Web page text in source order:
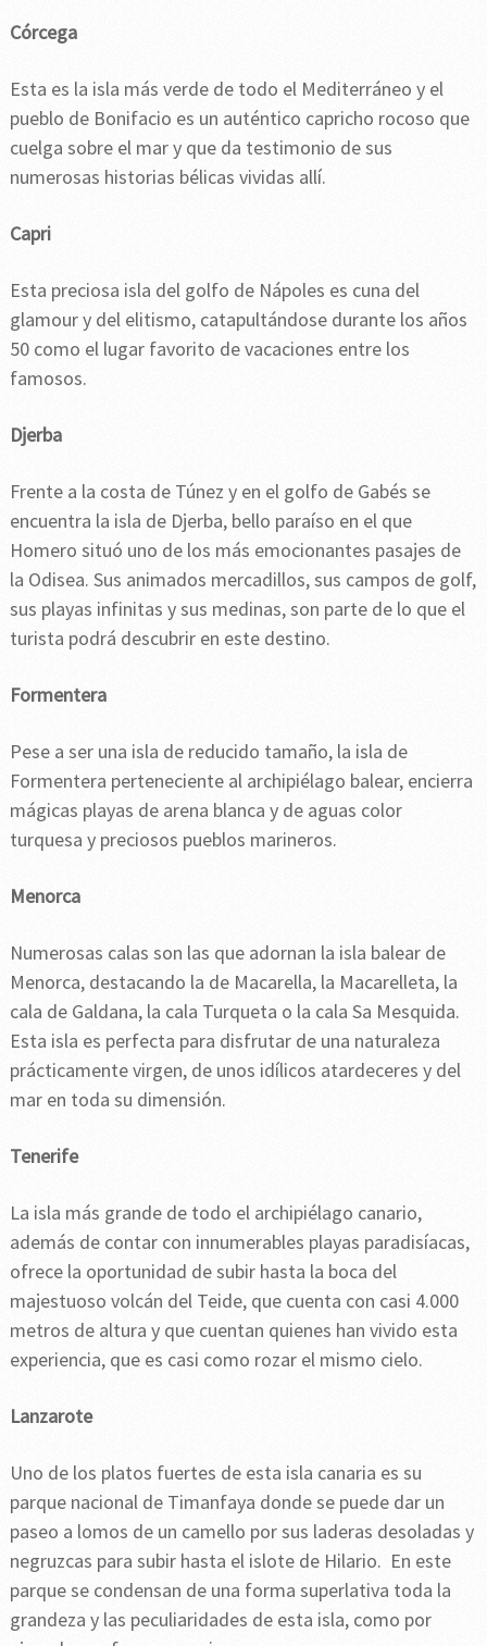
Córcega
Esta es la isla más verde de todo el Mediterráneo y el
pueblo de Bonifacio es un auténtico capricho rocoso que
cuelga sobre el mar y que da testimonio de sus
numerosas historias bélicas vividas allí.
Capri
Esta preciosa isla del golfo de Nápoles es cuna del
glamour y del elitismo, catapultándose durante los años
50 como el lugar favorito de vacaciones entre los
famosos.
Djerba
Frente a la costa de Túnez y en el golfo de Gabés se
encuentra la isla de Djerba, bello paraíso en el que
Homero situó uno de los más emocionantes pasajes de
la Odisea. Sus animados mercadillos, sus campos de golf,
sus playas infinitas y sus medinas, son parte de lo que el
turista podrá descubrir en este destino.
Formentera
Pese a ser una isla de reducido tamaño, la isla de
Formentera perteneciente al archipiélago balear, encierra
mágicas playas de arena blanca y de aguas color
turquesa y preciosos pueblos marineros.
Menorca
Numerosas calas son las que adornan la isla balear de
Menorca, destacando la de Macarella, la Macarelleta, la
cala de Galdana, la cala Turqueta o la cala Sa Mesquida.
Esta isla es perfecta para disfrutar de una naturaleza
prácticamente virgen, de unos idílicos atardeceres y del
mar en toda su dimensión.
Tenerife
La isla más grande de todo el archipiélago canario,
además de contar con innumerables playas paradisíacas,
ofrece la oportunidad de subir hasta la boca del
majestuoso volcán del Teide, que cuenta con casi 4.000
metros de altura y que cuentan quienes han vivido esta
experiencia, que es casi como rozar el mismo cielo.
Lanzarote
Uno de los platos fuertes de esta isla canaria es su
parque nacional de Timanfaya donde se puede dar un
paseo a lomos de un camello por sus laderas desoladas y
negruzcas para subir hasta el islote de Hilario. En este
parque se condensan de una forma superlativa toda la
grandeza y las peculiaridades de esta isla, como por